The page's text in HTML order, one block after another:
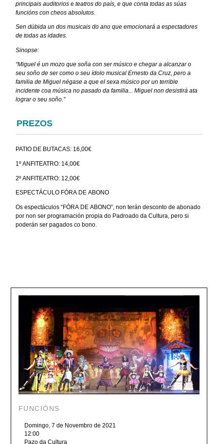
principais auditorios e teatros do país, e que conta todas as súas
funcións con cheos absolutos.
Sen dúbida un dos musicais do ano que emocionará a espectadores
de todas as idades.
Sinopse:
“Miguel é un mozo que soña con ser músico e chegar a alcanzar o
seu soño de ser como o seu ídolo musical Ernesto da Cruz, pero a
familia de Miguel négase a que el sexa músico por un terrible
incidente coa música no pasado da familia... Miguel non desistirá ata
lograr o seu soño."
PREZOS
PATIO DE BUTACAS: 16,00€
1º ANFITEATRO: 14,00€
2º ANFITEATRO: 12,00€
ESPECTÁCULO FÓRA DE ABONO
Os espectáculos “FÓRA DE ABONO”, non terán desconto de abonado
por non ser programación propia do Padroado da Cultura, pero si
poderán ser pagados co bono.
FUNCIÓNS
Domingo, 7 de Novembro de 2021
12:00
Pazo da Cultura